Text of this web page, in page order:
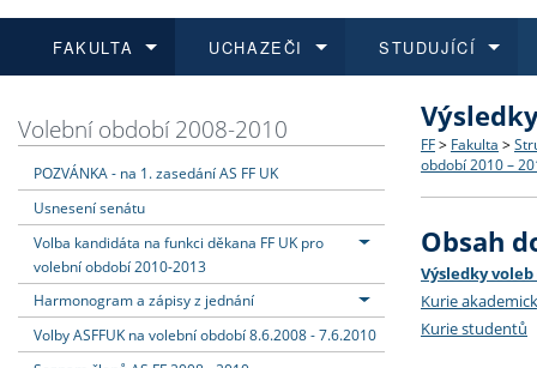
FAKULTA
Dozvědět se více
Struktura
Podpora
UCHAZEČI
Podat přihlášku
Co
Informace
STUDUJÍCÍ
Dozvědět se více
Rigorózní
Dozvědět se více
O vědě a
Granty a
Dozvědět se více
Aktuální
Volební období 2008-2010
POZVÁNKA - na 1. zasedání AS FF UK
Usnesení senátu
Volba kandidáta na funkci děkana FF UK pro
volební období 2010-2013
Harmonogram a zápisy z jednání
Volby ASFFUK na volební období 8.6.2008 - 7.6.2010
FF > Fakulta >
období 2010 –
Obsah
Výsledky voleb
Kurie
Kurie studentů